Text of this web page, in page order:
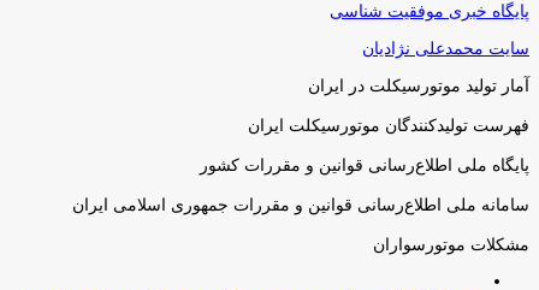
پایگاه خبری موفقیت شناسی
سایت محمدعلی نژادیان
آمار تولید موتورسیکلت در ایران
فهرست تولیدکنندگان موتورسیکلت ایران
پایگاه ملی اطلاع‌رسانی قوانین و مقررات کشور
سامانه ملی اطلاع‌رسانی قوانین و مقررات جمهوری اسلامی ایران
مشکلات موتورسواران